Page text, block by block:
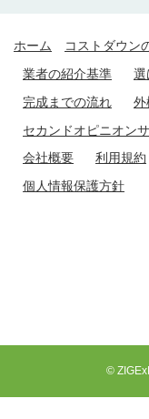
ホーム コストダウン
業者の紹介基準
選
完成までの流れ
外
セカンドオピニオン
会社概要
利用規約
個人情報保護方針
©